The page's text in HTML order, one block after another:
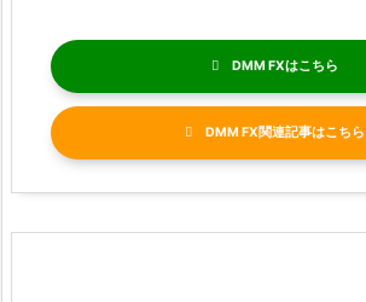
DMM FX
DMM FX関連記事